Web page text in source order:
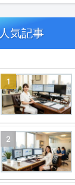
人気記事